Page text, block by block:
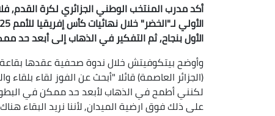
أكد مدرب المنتخب الوطني الجزائري لكرة القدم,
الأول بنجاح, ثم التفكير في الذهاب إلى أبعد حد
وأوضح بيتكوفيتش خلال ندوة صحفية عقدها
(الجزائر العاصمة) قائلا "أبحث عن الفوز لقاء
لكنني أطمح في الذهاب لأبعد حد ممكن في
على ذلك فوق ارضية الميدان, لأننا نريد البقاء